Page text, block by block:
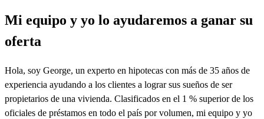
Mi equipo y yo lo ayudaremos a ganar su
oferta
Hola, soy George, un experto en hipotecas con más de 35 años de
experiencia ayudando a los clientes a lograr sus sueños de ser
propietarios de una vivienda. Clasificados en el 1 % superior de los
oficiales de préstamos en todo el país por volumen, mi equipo y yo